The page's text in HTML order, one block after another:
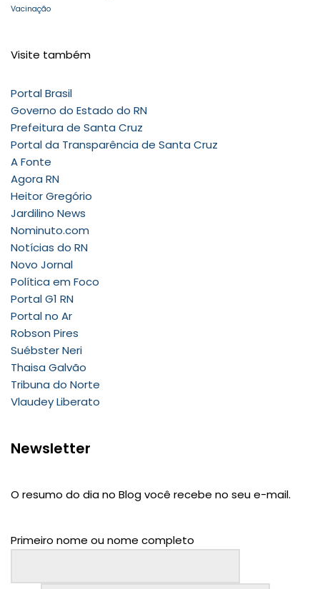
Vacinação
Visite também
Portal Brasil
Governo do Estado do RN
Prefeitura de Santa Cruz
Portal da Transparência de Santa Cruz
A Fonte
Agora RN
Heitor Gregório
Jardilino News
Nominuto.com
Notícias do RN
Novo Jornal
Política em Foco
Portal G1 RN
Portal no Ar
Robson Pires
Suébster Neri
Thaisa Galvão
Tribuna do Norte
Vlaudey Liberato
Newsletter
O resumo do dia no Blog você recebe no seu e-mail.
Primeiro nome ou nome completo